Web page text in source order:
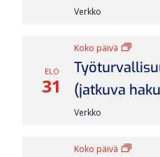
Verkko
ELO
31
Koko päivä
(jatkuva
Verkko
Koko päivä